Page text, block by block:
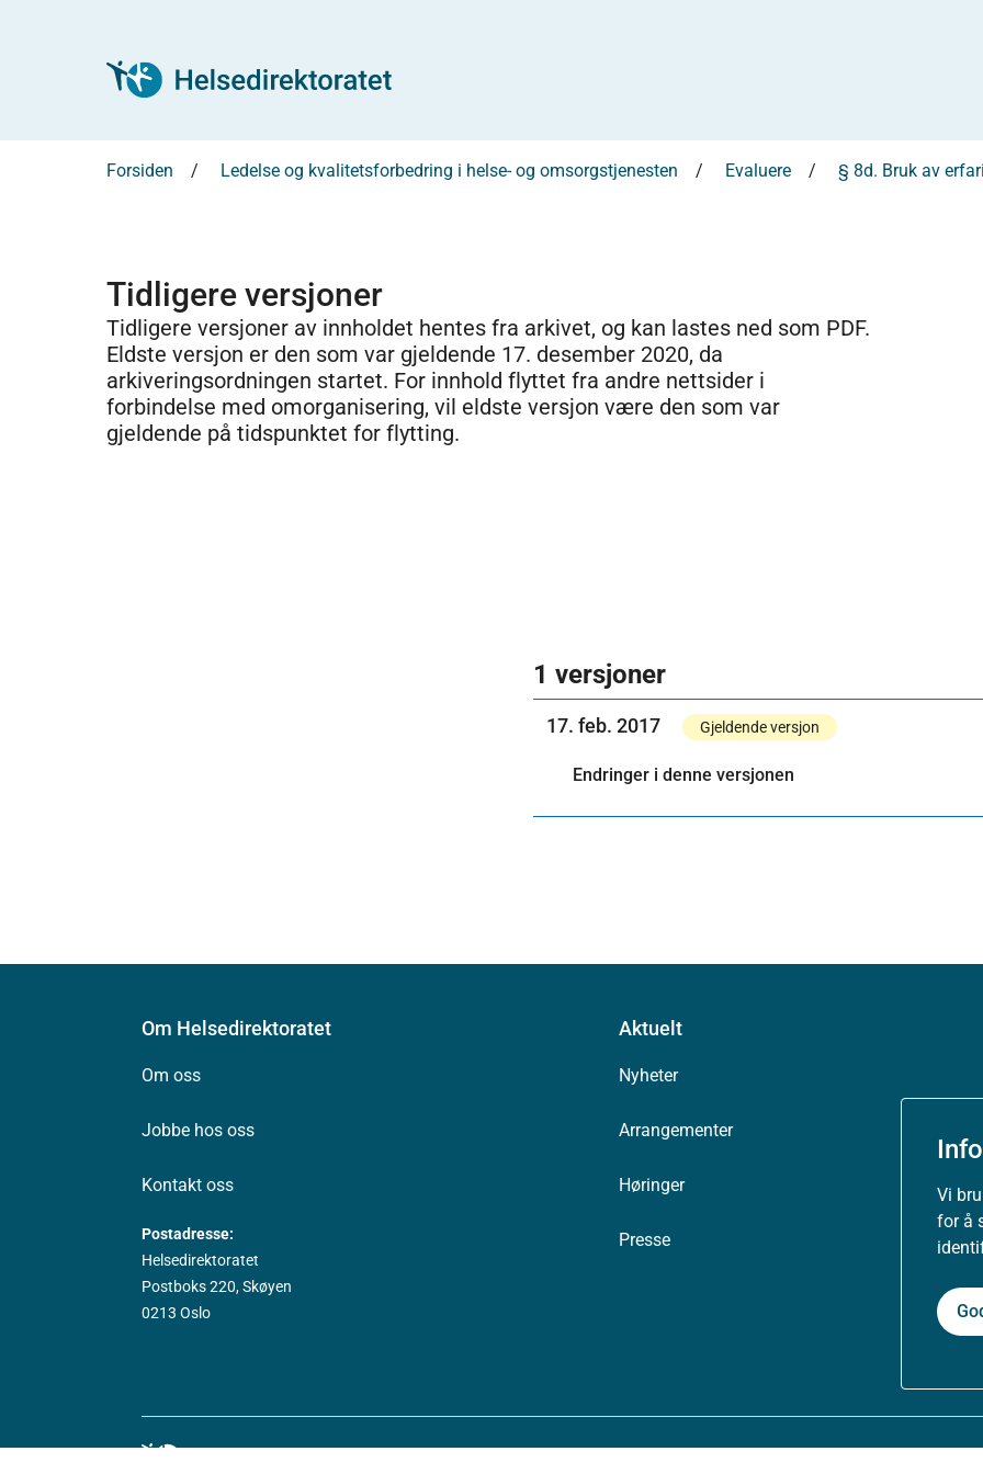
Vi
for å
Forsiden Ledelse og kvalitetsforbedring i helse- og omsorgstjenesten Evaluere § 8d. Bruk av
Tidligere versjoner
Tidligere versjoner av innholdet hentes fra arkivet, og kan lastes ned som PDF.
Eldste versjon er den som var gjeldende 17. desember 2020, da
arkiveringsordningen startet. For innhold flyttet fra andre nettsider i
forbindelse med omorganisering, vil eldste versjon være den som var
gjeldende på tidspunktet for flytting.
1 versjoner
17. feb. 2017 Gjeldende versjon
Endringer i denne versjonen
Om Helsedirektoratet
Om oss
Jobbe hos oss
Kontakt oss
Postadresse:
Helsedirektoratet
Postboks 220, Skøyen
0213 Oslo
Aktuelt
Nyheter
Arrangementer
Høringer
Presse